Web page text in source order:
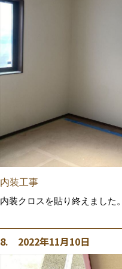
内装工事
内装クロスを貼り終えました
8. 2022年11月10日